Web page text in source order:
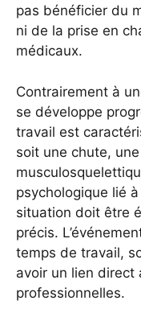
pas bénéficier du
ni de la prise en
médicaux.
Contrairement à
se développe
travail est
soit une chute,
psychologique lié
situation doit être
précis.
temps de travail,
avoir un lien direct
professionnelles.